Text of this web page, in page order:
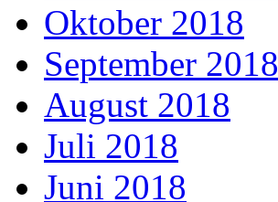
Oktober 2018
September 2018
August 2018
Juli 2018
Juni 2018